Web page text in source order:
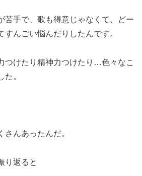
苦手で、歌も得意じゃなくて、どー
すんごい悩んだりしたんです。
つけたり精神力つけたり…色々なこ
た。
んあったんだ。
り返ると